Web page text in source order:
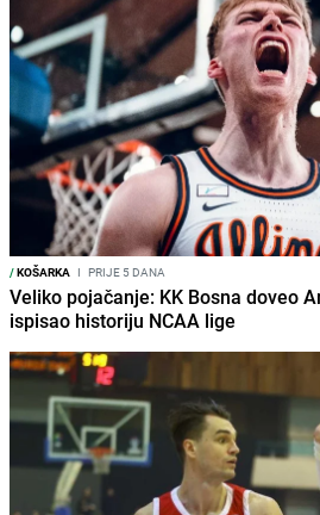
/KOŠARKA I PRIJE 5 DANA
Veliko pojačanje: KK Bosna doveo
ispisao historiju NCAA lige